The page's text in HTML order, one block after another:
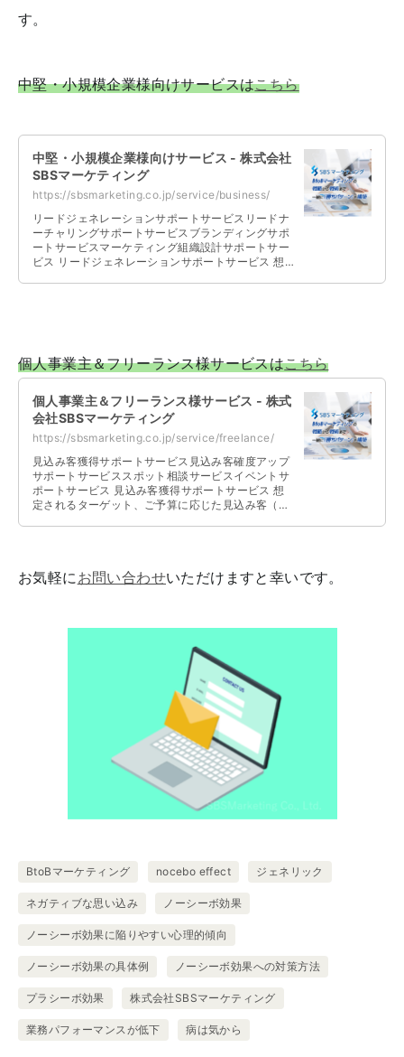
す。
中堅・小規模企業様向けサービスはこちら
中堅・小規模企業様向けサービス - 株式会社
SBSマーケティング
https://sbsmarketing.co.jp/service/business/
リードジェネレーションサポートサービスリードナ
ーチャリングサポートサービスブランディングサポ
ートサービスマーケティング組織設計サポートサー
ビス リードジェネレーションサポートサービス 想
個人事業主＆フリーランス様サービスはこちら
個人事業主＆フリーランス様サービス - 株式
会社SBSマーケティング
https://sbsmarketing.co.jp/service/freelance/
見込み客獲得サポートサービス見込み客確度アップ
サポートサービススポット相談サービスイベントサ
ポートサービス 見込み客獲得サポートサービス 想
定されるターゲット、ご予算に応じた見込み客（リ
お気軽に お問い合わせいただけますと幸いです。
BtoBマーケティング nocebo effect ジェネリック
ネガティブな思い込み ノーシーボ効果
ノーシーボ効果に陥りやすい心理的傾向
ノーシーボ効果の具体例 ノーシーボ効果への対策方法
プラシーボ効果 株式会社SBSマーケティング
業務パフォーマンスが低下 病は気から